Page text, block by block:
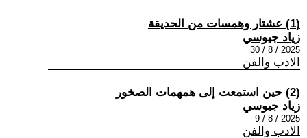
(1) عشتار وهمسات من الحديقة
زياد جيوسي
2025 / 8 / 30
الادب والفن
(2) حين استمعت إلى همهمات الصخور
زياد جيوسي
2025 / 8 / 9
الادب والفن